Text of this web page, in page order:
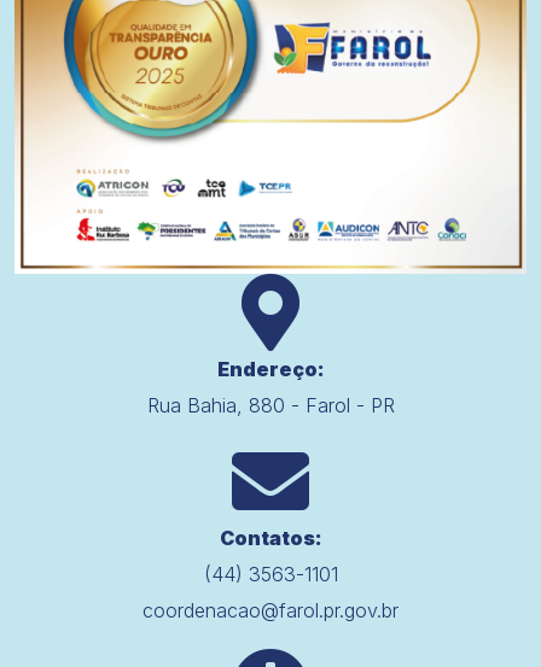
Endereço:
Rua Bahia, 880 - Farol - PR
Contatos:
(44) 3563-1101
coordenacao@farol.pr.gov.br